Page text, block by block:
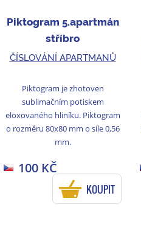
Piktogram 5.apartmán
stříbro
ČÍSLOVÁNÍ APARTMANŮ
Piktogram je zhotoven
sublimačním potiskem
eloxovaného hliníku. Piktogram
o rozměru 80x80 mm o síle 0,56
mm.
100 KČ
KOUPIT